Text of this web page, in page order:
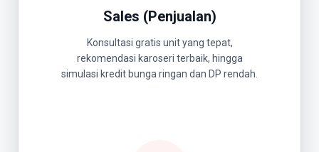
Sales (Penjualan)
Konsultasi gratis unit yang tepat,
rekomendasi karoseri terbaik, hingga
simulasi kredit bunga ringan dan DP rendah.